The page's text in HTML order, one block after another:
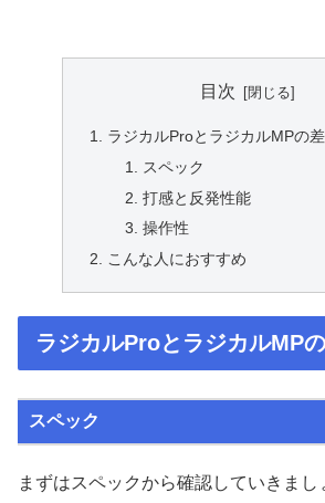
目次
ラジカルProとラジカルMPの
スペック
打感と反発性能
操作性
こんな人におすすめ
ラジカルProとラジカルMP
スペック
まずはスペックから確認していきまし